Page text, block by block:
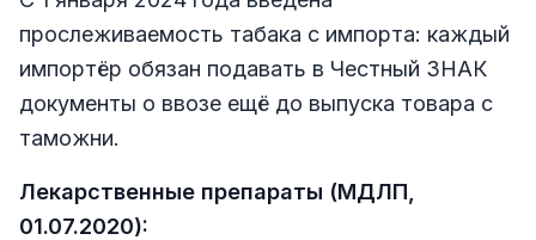
прослеживаемость табака с импорта: каждый
импортёр обязан подавать в Честный ЗНАК
документы о ввозе ещё до выпуска товара с
таможни.
Лекарственные препараты (МДЛП,
01.07.2020):